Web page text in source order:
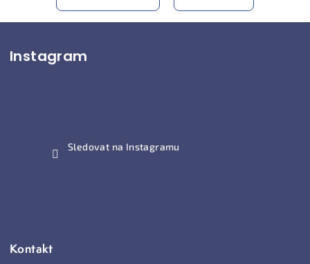
á
Kontakt
Instagram
Sledovat na Instagramu